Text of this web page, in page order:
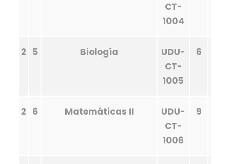
CT-
1004
2 5 Biología
UDU-
CT-
1005
6
2 6 Matemáticas II
UDU-
CT-
1006
9